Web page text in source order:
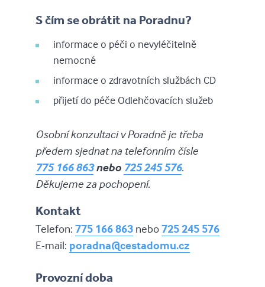
S čím se obrátit na Poradnu?
informace o péči o nevyléčitelně
nemocné
informace o zdravotních službách CD
přijetí do péče Odlehčovacích služeb
Osobní konzultaci v Poradně je třeba
předem sjednat na telefonním čísle
775 166 863nebo 725 245 576.
Děkujeme za pochopení.
Kontakt
Telefon: 775 166 863 nebo725 245 576
E-mail: poradna@cestadomu.cz
Provozní doba